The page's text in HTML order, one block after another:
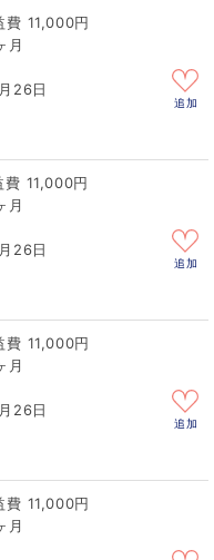
11,000円
月
26日
追加
11,000円
月
26日
追加
11,000円
月
26日
追加
11,000円
月